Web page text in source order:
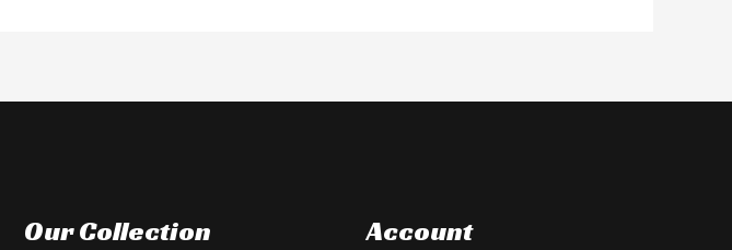
Our Collection Account